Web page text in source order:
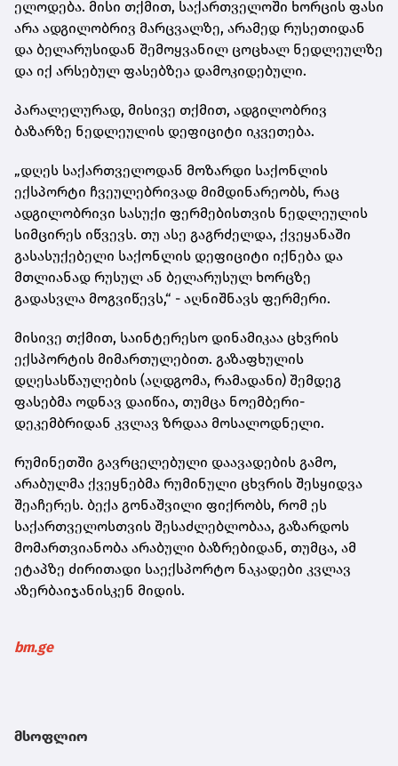
ელოდება. მისი თქმით, საქართველოში ხორცის ფასი
არა ადგილობრივ მარცვალზე, არამედ რუსეთიდან
და ბელარუსიდან შემოყვანილ ცოცხალ ნედლეულზე
და იქ არსებულ ფასებზეა დამოკიდებული.
პარალელურად, მისივე თქმით, ადგილობრივ
ბაზარზე ნედლეულის დეფიციტი იკვეთება.
„დღეს საქართველოდან მოზარდი საქონლის
ექსპორტი ჩვეულებრივად მიმდინარეობს, რაც
ადგილობრივი სასუქი ფერმებისთვის ნედლეულის
სიმცირეს იწვევს. თუ ასე გაგრძელდა, ქვეყანაში
გასასუქებელი საქონლის დეფიციტი იქნება და
მთლიანად რუსულ ან ბელარუსულ ხორცზე
გადასვლა მოგვიწევს,“ - აღნიშნავს ფერმერი.
მისივე თქმით, საინტერესო დინამიკაა ცხვრის
ექსპორტის მიმართულებით. გაზაფხულის
დღესასწაულების (აღდგომა, რამადანი) შემდეგ
ფასებმა ოდნავ დაიწია, თუმცა ნოემბერი-
დეკემბრიდან კვლავ ზრდაა მოსალოდნელი.
რუმინეთში გავრცელებული დაავადების გამო,
არაბულმა ქვეყნებმა რუმინული ცხვრის შესყიდვა
შეაჩერეს. ბექა გონაშვილი ფიქრობს, რომ ეს
საქართველოსთვის შესაძლებლობაა, გაზარდოს
მომართვიანობა არაბული ბაზრებიდან, თუმცა, ამ
ეტაპზე ძირითადი საექსპორტო ნაკადები კვლავ
აზერბაიჯანისკენ მიდის.
bm.ge
მსოფლიო